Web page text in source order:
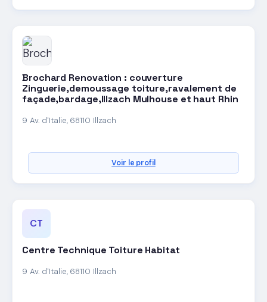
Brochard Renovation : couverture
Zinguerie,demoussage toiture,ravalement de
façade,bardage,Illzach Mulhouse et haut Rhin
9 Av. d'Italie, 68110 Illzach
Voir le profil
CT
Centre Technique Toiture Habitat
9 Av. d'Italie, 68110 Illzach